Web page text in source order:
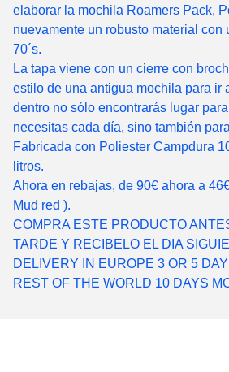
elaborar la mochila Roamers Pack,
nuevamente un robusto material con
70´s.
La tapa viene con un cierre con
estilo de una antigua mochila para ir
dentro no sólo encontrarás lugar
necesitas cada día, sino también
Fabricada con Poliester Campdura
litros.
Ahora en rebajas, de 90€ ahora a
Mud red ).
COMPRA ESTE PRODUCTO
TARDE Y RECIBELO EL DIA
DELIVERY IN EUROPE 3 OR 5
REST OF THE WORLD 10 DAYS